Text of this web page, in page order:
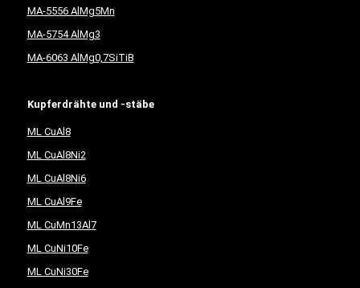
MA-5556 AlMg5Mn
MA-5754 AlMg3
MA-6063 AlMg0,7SiTiB
Kupferdrähte und -stäbe
ML CuAl8
ML CuAl8Ni2
ML CuAl8Ni6
ML CuAl9Fe
ML CuMn13Al7
ML CuNi10Fe
ML CuNi30Fe